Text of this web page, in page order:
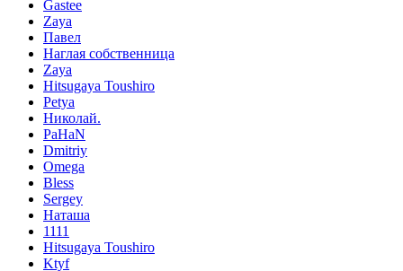
Gastee
Zaya
Павел
Наглая собственница
Zaya
Hitsugaya Toushiro
Petya
Николай.
PaHaN
Dmitriy
Omega
Bless
Sergey
Наташа
1111
Hitsugaya Toushiro
Ktyf